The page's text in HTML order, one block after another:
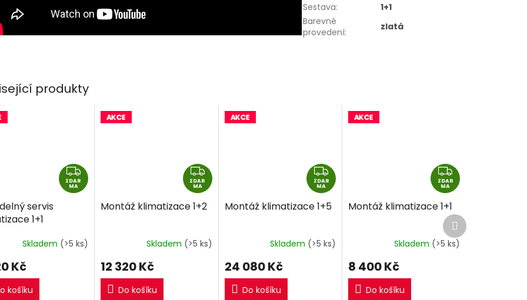
produkty
Z
D
A
ZDAR
MA
servis
1+1
Skladem (>5 ks)
Kč
košíku
Z
D
R
A
ZDAR
MA
Montáž klimatizace 1+2
Skladem (>5 ks)
12 320 Kč
Do košíku
Z
D
R
A
ZDAR
MA
Montáž klimatizace 1+5
Skladem (>5 ks)
24 080 Kč
Do košíku
Z
D
R
M
A
ZDAR
MA
Montáž klimatizace 1+1
Skladem (>5 ks)
8 400 Kč
Do košíku
Další
produkt
Sestava:
1+1
Barevné
provedení: zlatá